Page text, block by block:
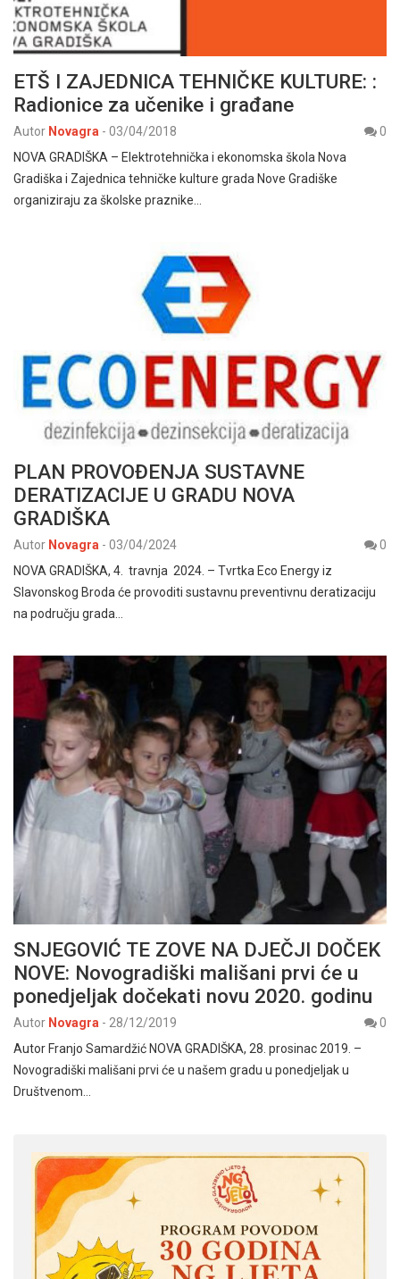
ETŠ I ZAJEDNICA TEHNIČKE KULTURE: :
Radionice za učenike i građane
Autor Novagra - 03/04/2018
0
NOVA GRADIŠKA – Elektrotehnička i ekonomska škola Nova
Gradiška i Zajednica tehničke kulture grada Nove Gradiške
organiziraju za školske praznike…
PLAN PROVOĐENJA SUSTAVNE
DERATIZACIJE U GRADU NOVA
GRADIŠKA
Autor Novagra - 03/04/2024
0
NOVA GRADIŠKA, 4. travnja 2024. – Tvrtka Eco Energy iz
Slavonskog Broda će provoditi sustavnu preventivnu deratizaciju
na području grada…
SNJEGOVIĆ TE ZOVE NA DJEČJI DOČEK
NOVE: Novogradiški mališani prvi će u
ponedjeljak dočekati novu 2020. godinu
Autor Novagra - 28/12/2019
0
Autor Franjo Samardžić NOVA GRADIŠKA, 28. prosinac 2019. –
Novogradiški mališani prvi će u našem gradu u ponedjeljak u
Društvenom…